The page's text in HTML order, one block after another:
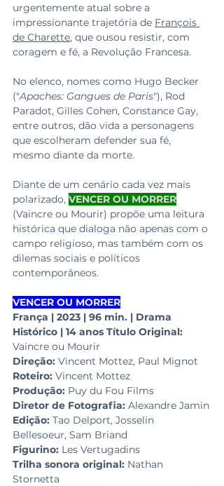
urgentemente atual sobre a
impressionante trajetória de François
de Charette, que ousou resistir, com
coragem e fé, a Revolução Francesa.
No elenco, nomes como Hugo Becker
("Apaches: Gangues de Paris"), Rod
Paradot, Gilles Cohen, Constance Gay,
entre outros, dão vida a personagens
que escolheram defender sua fé,
mesmo diante da morte.
Diante de um cenário cada vez mais
polarizado, VENCER OU MORRER
(Vaincre ou Mourir) propõe uma leitura
histórica que dialoga não apenas com o
campo religioso, mas também com os
dilemas sociais e políticos
contemporâneos.
VENCER OU MORRER
França | 2023 | 96 min. | Drama
Histórico | 14 anos Título Original:
Vaincre ou Mourir
Direção: Vincent Mottez, Paul Mignot
Roteiro: Vincent Mottez
Produção: Puy du Fou Films
Diretor de Fotografia: Alexandre Jamin
Edição: Tao Delport, Josselin
Bellesoeur, Sam Briand
Figurino: Les Vertugadins
Trilha sonora original: Nathan
Stornetta